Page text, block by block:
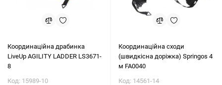
Координаційна драбинка
LiveUp AGILITY LADDER LS3671-
8
Код: 15989-10
Координаційна сходи
(швидкісна доріжка) Springos 4
м FA0040
Код: 14561-14